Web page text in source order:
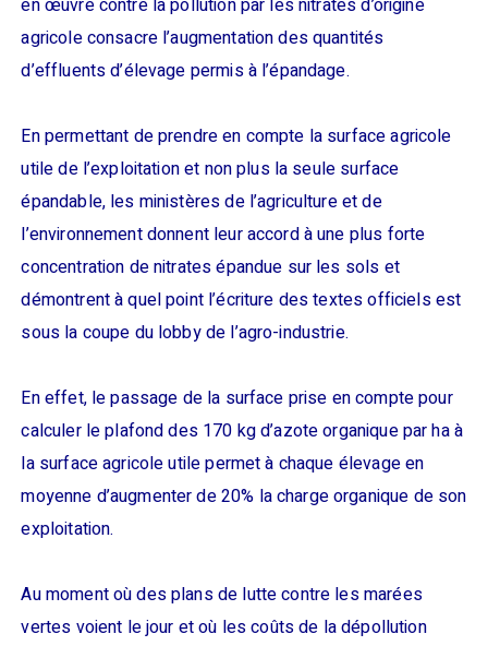
en œuvre contre la pollution par les nitrates d’origine
agricole consacre l’augmentation des quantités
d’effluents d’élevage permis à l’épandage.
En permettant de prendre en compte la surface agricole
utile de l’exploitation et non plus la seule surface
épandable, les ministères de l’agriculture et de
l’environnement donnent leur accord à une plus forte
concentration de nitrates épandue sur les sols et
démontrent à quel point l’écriture des textes officiels est
sous la coupe du lobby de l’agro-industrie.
En effet, le passage de la surface prise en compte pour
calculer le plafond des 170 kg d’azote organique par ha à
la surface agricole utile permet à chaque élevage en
moyenne d’augmenter de 20% la charge organique de son
exploitation.
Au moment où des plans de lutte contre les marées
vertes voient le jour et où les coûts de la dépollution